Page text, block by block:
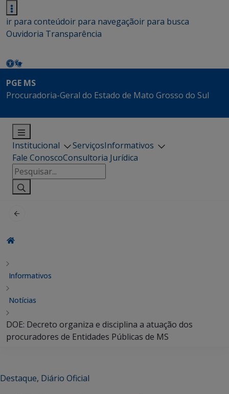
ir para conteúdoir para navegaçãoir para busca
Ouvidoria Transparência
PGE MS
Procuradoria-Geral do Estado de Mato Grosso do Sul
Institucional ServiçosInformativos
Fale ConoscoConsultoria Jurídica
Pesquisar
por:
Informativos
Notícias
DOE: Decreto organiza e disciplina a atuação dos
procuradores de Entidades Públicas de MS
Destaque, Diário Oficial